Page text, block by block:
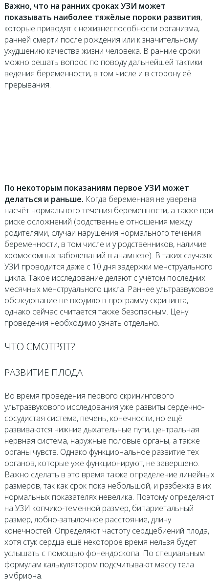
Важно, что на ранних сроках УЗИ может
показывать наиболее тяжёлые пороки развития,
которые приводят к нежизнеспособности организма,
ранней смерти после рождения или к значительному
ухудшению качества жизни человека. В ранние сроки
можно решать вопрос по поводу дальнейшей тактики
ведения беременности, в том числе и в сторону её
прерывания.
По некоторым показаниям первое УЗИ может
делаться и раньше. Когда беременная не уверена
насчёт нормального течения беременности, а также при
риске осложнений (родственные отношения между
родителями, случаи нарушения нормального течения
беременности, в том числе и у родственников, наличие
хромосомных заболеваний в анамнезе). В таких случаях
УЗИ проводится даже с 10 дня задержки менструального
цикла. Такое исследование делают с учётом последних
месячных менструального цикла. Раннее ультразвуковое
обследование не входило в программу скрининга,
однако сейчас считается также безопасным. Цену
проведения необходимо узнать отдельно.
ЧТО СМОТРЯТ?
РАЗВИТИЕ ПЛОДА
Во время проведения первого скринингового
ультразвукового исследования уже развиты сердечно-
сосудистая система, печень, конечности, но ещё
развиваются нижние дыхательные пути, центральная
нервная система, наружные половые органы, а также
органы чувств. Однако функциональное развитие тех
органов, которые уже функционируют, не завершено.
Важно сделать в это время также определение линейных
размеров, так как срок пока небольшой, и разбежка в их
нормальных показателях невелика. Поэтому определяют
на УЗИ копчико-теменной размер, бипариетальный
размер, лобно-затылочное расстояние, длину
конечностей. Определяют частоту сердцебиений плода,
хотя стук сердца ещё некоторое время нельзя будет
услышать с помощью фонендоскопа. По специальным
формулам калькулятором подсчитывают массу тела
эмбриона.